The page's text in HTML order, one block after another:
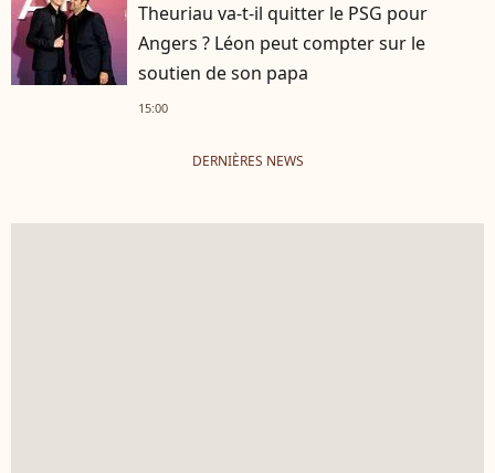
Theuriau va-t-il quitter le PSG pour
Angers ? Léon peut compter sur le
soutien de son papa
15:00
DERNIÈRES NEWS